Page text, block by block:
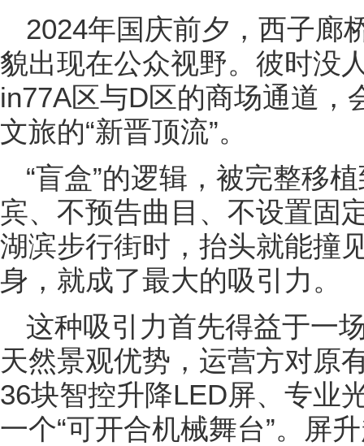
2024年国庆前夕，西子廊
貌出现在公众视野。彼时没
in77A区与D区的商场通道，
文旅的“新晋顶流”。
“盲盒”的逻辑，被完整移
宾、不预告曲目、不设置固
湖滨步行街时，抬头就能撞
身，就成了最大的吸引力。
这种吸引力首先得益于一
天然景观优势，运营方对原
36块智控升降LED屏、专业
一个“可开合机械舞台”。屏